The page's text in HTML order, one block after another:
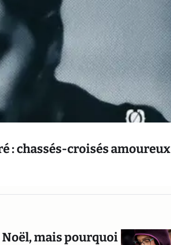
: chassés-croisés amoureux
Noël, mais pourquoi